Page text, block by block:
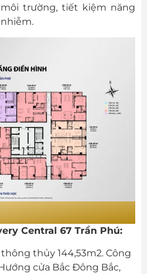
trường, tiết kiệm năng
Central 67 Trần Phú:
thủy 144,53m2. Công
cửa Bắc Đông Bắc,